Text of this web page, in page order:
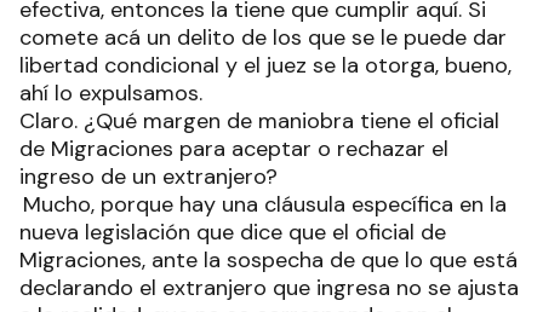
efectiva, entonces la tiene que cumplir aquí. Si
comete acá un delito de los que se le puede dar
libertad condicional y el juez se la otorga, bueno,
ahí lo expulsamos.
Claro. ¿Qué margen de maniobra tiene el oficial
de Migraciones para aceptar o rechazar el
ingreso de un extranjero?
Mucho, porque hay una cláusula específica en la
nueva legislación que dice que el oficial de
Migraciones, ante la sospecha de que lo que está
declarando el extranjero que ingresa no se ajusta